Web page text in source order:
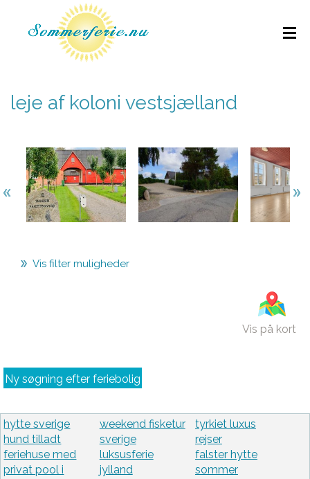
leje af koloni vestsjælland
Vis filter muligheder
Vis på kort
Ny søgning efter feriebolig
hytte sverige
hund tilladt
feriehuse med
privat pool i
weekend fisketur
sverige
luksusferie
jylland
tyrkiet luxus
rejser
falster hytte
sommer